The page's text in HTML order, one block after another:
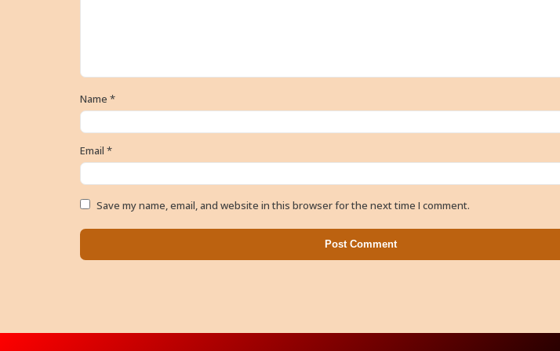
Name *
Email *
Save my name, email, and website in this browser for the next time I comment.